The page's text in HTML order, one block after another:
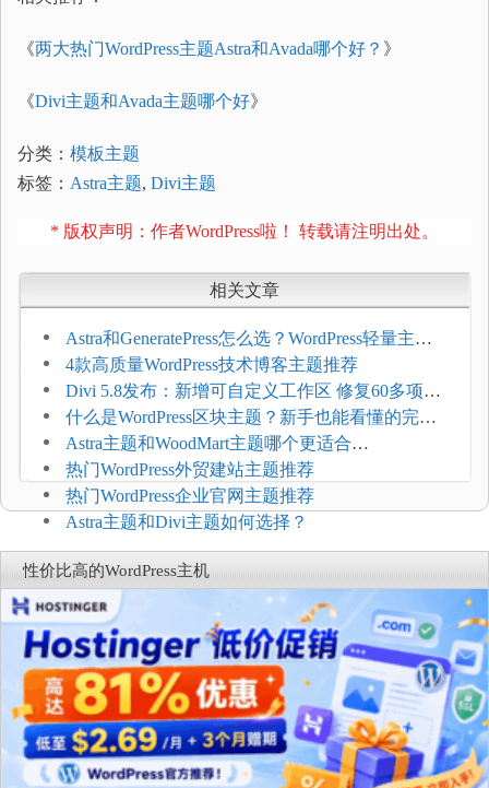
《两大热门WordPress主题Astra和Avada哪个好？ 》
《Divi主题和Avada主题哪个好》
分类： 模板主题
标签： Astra主题, Divi主题
* 版权声明：作者WordPress啦！ 转载请注明出处。
相关文章
Astra和GeneratePress怎么选？WordPress轻量主题
选型维度
4款高质量WordPress技术博客主题推荐
Divi 5.8发布：新增可自定义工作区 修复60多项问
题
什么是WordPress区块主题？新手也能看懂的完整
介绍
Astra主题和WoodMart主题哪个更适合
WooCommerce
热门WordPress外贸建站主题推荐
热门WordPress企业官网主题推荐
Astra主题和Divi主题如何选择？
性价比高的WordPress主机